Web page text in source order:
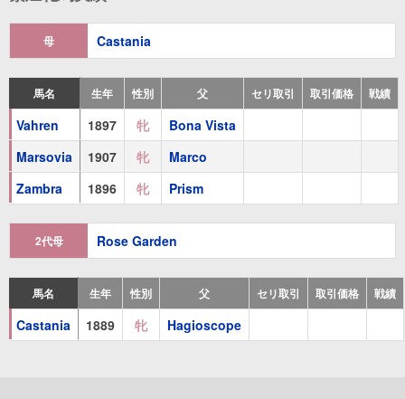
祖母 Rose Garden
母 Castania
馬名 生年 性別 父 セリ取引 取引価格 戦績
Vahren 1897 牝
Bona Vista
Marsovia
1907 牝
Marco
Zambra
1896 牝 Prism
2代母 Rose Garden
馬名 生年 性別 父 セリ取引 取引価格 戦績
Castania 1889 牝 Hagioscope